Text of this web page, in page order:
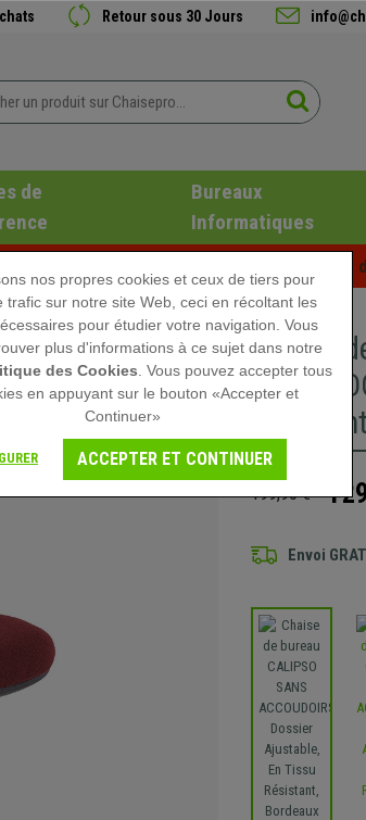
Retour sous 30 Jours
de
Bureaux
Informatiques
! Des réductions exclusives pour une
Chaise
199,90 €
Envoi
nos propres cookies et ceux de tiers pour
trafic sur notre site Web, ceci en récoltant les
pour étudier votre navigation. Vous
plus d'informations à ce sujet dans notre
des Cookies . Vous pouvez accepter tous
en appuyant sur le bouton «Accepter et
Continuer»
ACCEPTER ET CONTINUER